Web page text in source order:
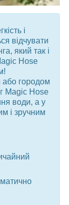
і
відчувати
який так і
Hose
або городом
Magic Hose
води, а у
і зручним